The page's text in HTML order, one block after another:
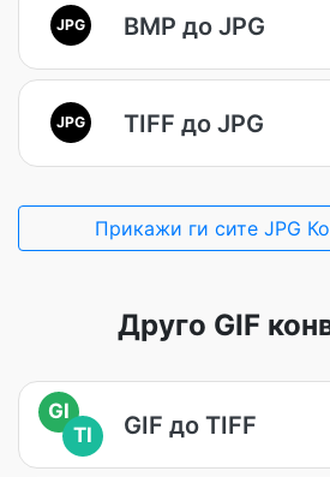
JPG BMP до JPG
JPG TIFF до JPG
Прикажи ги сите JPG
Друго GIF
GI
TI
GIF до TIFF